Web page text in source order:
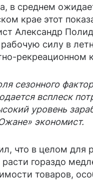
в среднем
крае этот
Александр
силу в
рекреационном
сезонного
всплеск
уровень
экономист.
что в целом для
гораздо
товаров,